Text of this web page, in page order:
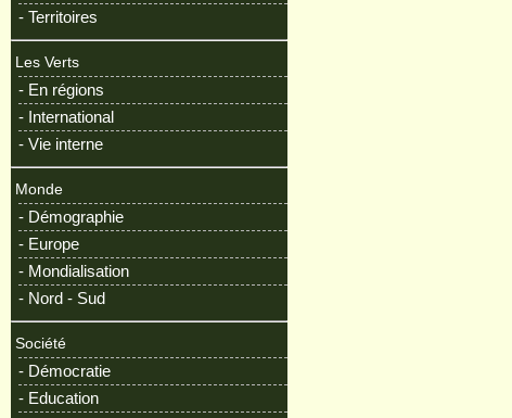
- Territoires
Les Verts
- En régions
- International
- Vie interne
Monde
- Démographie
- Europe
- Mondialisation
- Nord - Sud
Société
- Démocratie
- Education